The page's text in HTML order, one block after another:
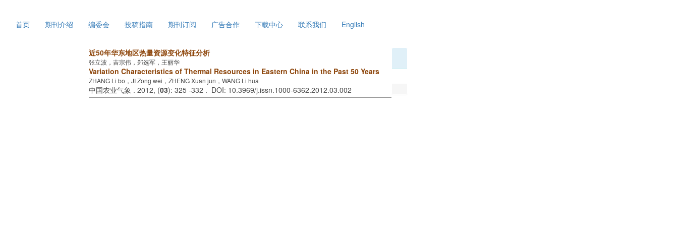
首页 期刊介绍 编委会 投稿指南 期刊订阅 广告合作 下载中心 联系我们 English
近50年华东地区热量资源变化特征分析
张立波，吉宗伟，郑选军，王丽华
Variation Characteristics of Thermal Resources in Eastern China in the Past 50 Years
ZHANG Li bo，JI Zong wei，ZHENG Xuan jun，WANG Li hua
中国农业气象 . 2012, (03): 325 -332 . DOI: 10.3969/j.issn.1000-6362.2012.03.002